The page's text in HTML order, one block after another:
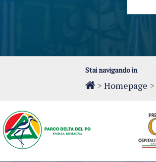
Stai navigando in
> Homepage >